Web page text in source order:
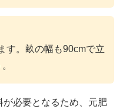
す。畝の幅も90cmで立
必要となるため、元肥